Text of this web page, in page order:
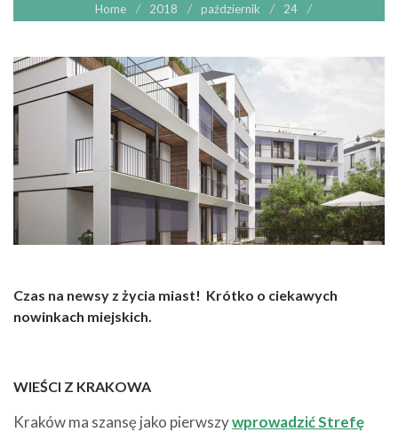
Home 2018 październik 24
Czas na newsy z życia miast! Krótko o ciekawych
nowinkach miejskich.
WIEŚCI Z KRAKOWA
Kraków ma szansę jako pierwszywprowadzić Strefę